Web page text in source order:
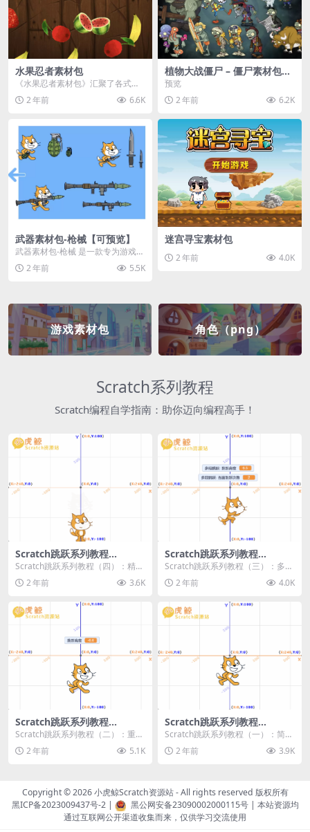
水果忍者素材包
《水果忍者素材包》汇聚了各式鲜
美诱人的水果图像与清脆悦耳的切
割音效，专为追求极致...
2 年前 6.6K
植物大战僵尸 – 僵尸素材包
【可预览】
预览
2 年前
6.2K
武器素材包-枪械【可预览】
武器素材包-枪械 是一款专为游戏开
发者和创作者设计的素材包，包含
多种高质量的枪械...
2 年前 5.5K
迷宫寻宝素材包
2 年前 4.0K
游戏素材包 角色（png）
Scratch系列教程
Scratch编程自学指南：助你迈向编程高手！
Scratch跳跃系列教程
（四）：精准着陆
Scratch跳跃系列教程（四）：精准
着陆 作者：小虎鲸Scratch资源站
... 2 年前 3.6K
Scratch跳跃系列教程
（三）：多段跳跃
Scratch跳跃系列教程（三）：多段
跳跃 作者：小虎鲸Scratch资源站
连...2 年前 4.0K
Scratch跳跃系列教程
（二）：重力跳跃
Scratch跳跃系列教程（二）：重力
跳跃 作者：小虎鲸Scratch资源站
按...2 年前 5.1K
Scratch跳跃系列教程
（一）：简单跳跃
Scratch跳跃系列教程（一）：简单
跳跃 作者：小虎鲸Scratch资源站
按...2 年前 3.9K
Copyright © 2026小虎鲸Scratch资源站- All rights reserved 版权所有
黑ICP备2023009437号-2| 黑公网安备23090002000115号| 本站资源均
通过互联网公开渠道收集而来，仅供学习交流使用